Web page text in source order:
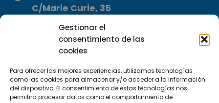
Gestionar el
consentimiento de las
cookies
Para ofrecer las mejores experiencias, utilizamos tecnologías
como las cookies para almacenar y/o acceder a la información
del dispositivo. El consentimiento de estas tecnologías nos
permitirá procesar datos como el comportamiento de
C/Marie Curie, 35
29590 Campanillas, Málaga